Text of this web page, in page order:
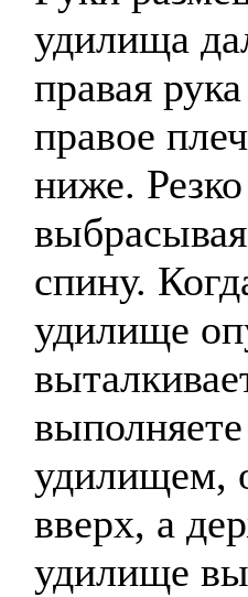
удилища
правая
правое
ниже.
спину.
удилище
удилищем,
вверх, а
удилище